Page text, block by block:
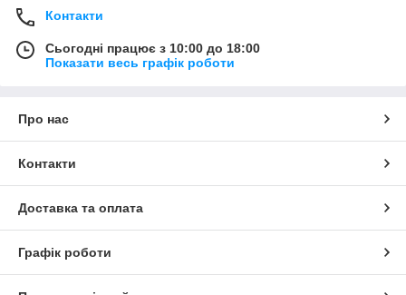
Контакти
Сьогодні працює з 10:00 до 18:00
Показати весь графік роботи
Про нас
Контакти
Доставка та оплата
Графік роботи